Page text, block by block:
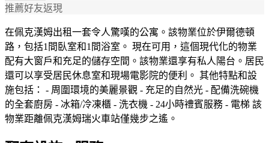
推薦好友返現
在佩克漢姆出租一套令人驚嘆的公寓。該物業位於伊爾德頓
路，包括1間臥室和1間浴室。 現在可用，這個現代化的物業
配有大窗戶和充足的儲存空間。該物業還享有私人陽台。居民
還可以享受居民休息室和現場電影院的便利。 其他特點和設
施包括： - 周圍環境的美麗景觀 - 充足的自然光 - 配備洗碗機
的全套廚房 - 冰箱/冷凍櫃 - 洗衣機 - 24小時禮賓服務 - 電梯 該
物業距離佩克漢姆瑞火車站僅幾步之遙。